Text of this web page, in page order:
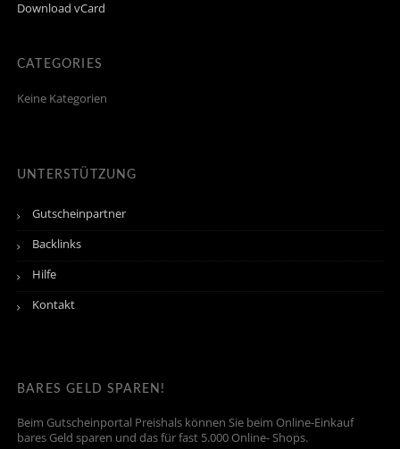
Download vCard
CATEGORIES
Keine Kategorien
UNTERSTÜTZUNG
Gutscheinpartner
Backlinks
Hilfe
Kontakt
BARES GELD SPAREN!
Beim Gutscheinportal Preishals können Sie beim Online-Einkauf
bares Geld sparen und das für fast 5.000 Online- Shops.